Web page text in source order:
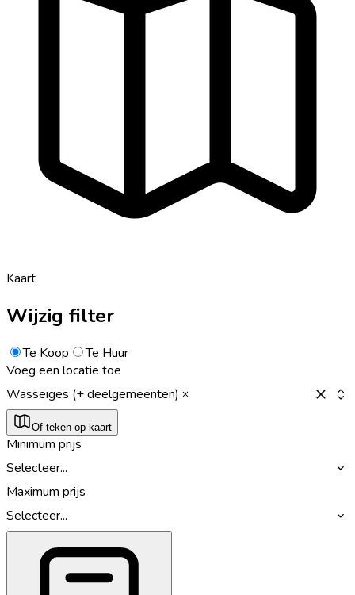
Kaart
Wijzig filter
Te Koop
Te Huur
Voeg een locatie toe
Wasseiges (+ deelgemeenten)
Of teken op kaart
Minimum prijs
Selecteer...
Maximum prijs
Selecteer...